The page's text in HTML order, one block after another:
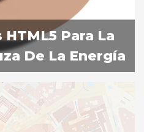
Para La
De La Energía